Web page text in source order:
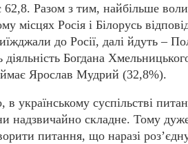
62,8. Разом з тим, найбільше
місцях Росія і Білорусь
до Росії, далі йдуть –
Богдана
Ярослав Мудрий (32,8%).
в українському суспільстві
надзвичайно складне. Тому
питання, що наразі